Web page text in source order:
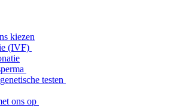
kiezen
(IVF)
testen
ons op